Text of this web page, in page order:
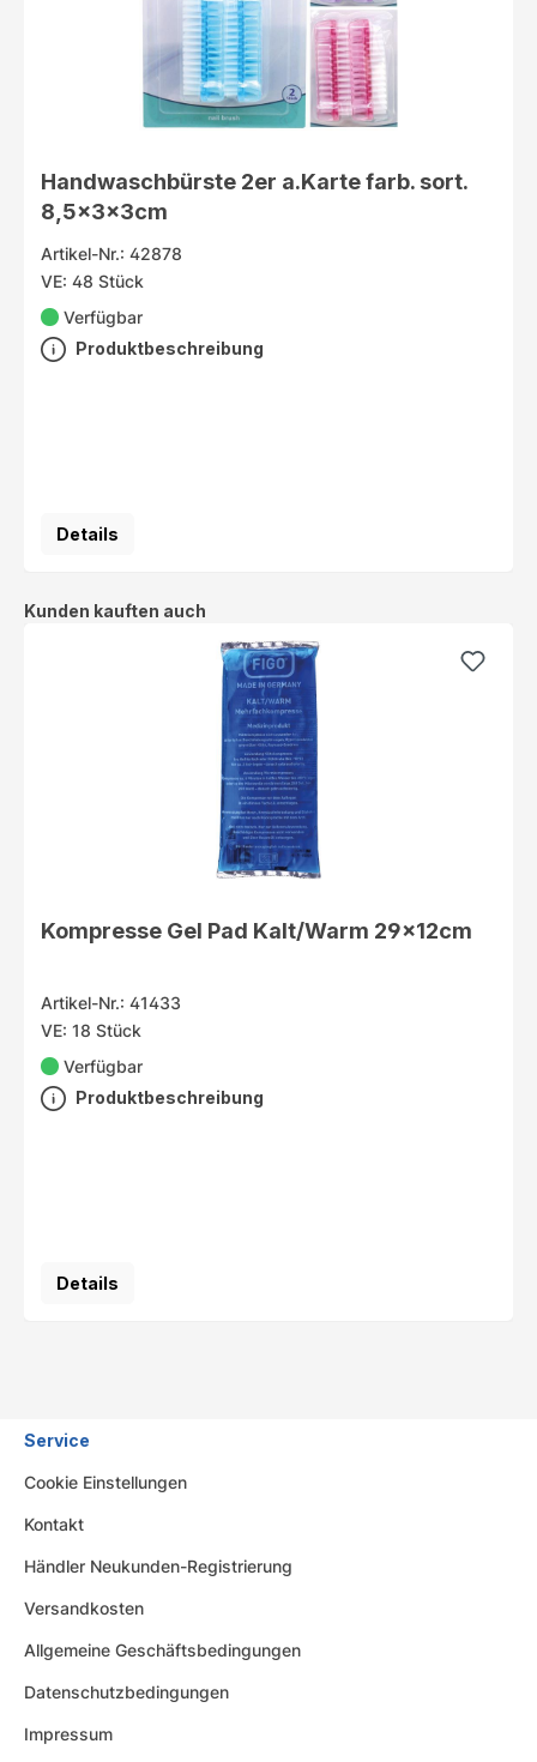
Handwaschbürste 2er a.Karte farb. sort.
8,5x3x3cm
Artikel-Nr.: 42878
VE: 48 Stück
Verfügbar
Produktbeschreibung
Details
Produktgalerie überspringen
Kunden kauften auch
Kompresse Gel Pad Kalt/Warm 29x12cm
Artikel-Nr.: 41433
VE: 18 Stück
Verfügbar
Produktbeschreibung
Details
Service
Cookie Einstellungen
Kontakt
Händler Neukunden-Registrierung
Versandkosten
Allgemeine Geschäftsbedingungen
Datenschutzbedingungen
Impressum